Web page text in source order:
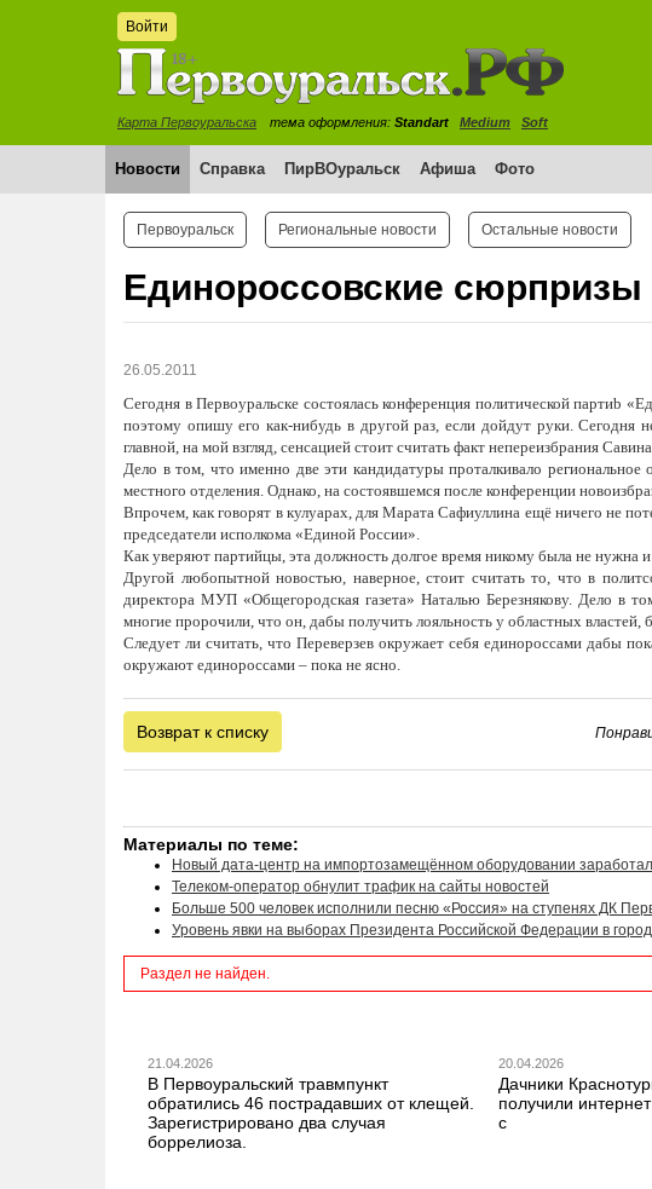
Войти
Карта Первоуральска тема оформления: Standart Medium Soft
Новости Справка ПирВОуральск Афиша Фото
Первоуральск Региональные новости Остальные новости
Единороссовские сюрпризы
26.05.2011
Сегодня в Первоуральске состоялась конференция политической партиb
поэтому опишу его как-нибудь в другой раз, если дойдут руки.
главной, на мой взгляд, сенсацией стоит считать факт непереизбрания
Дело в том, что именно две эти кандидатуры проталкивало
местного отделения. Однако, на состоявшемся после конференции
Впрочем, как говорят в кулуарах, для Марата Сафиуллина ещё ничего не
председатели исполкома «Единой России».
Как уверяют партийцы, эта должность долгое время никому была не нужна
Другой любопытной новостью, наверное, стоит считать то, что в
директора МУП «Общегородская газета» Наталью Березнякову. Дело в
многие пророчили, что он, дабы получить лояльность у областных
Следует ли считать, что Переверзев окружает себя единороссами дабы
окружают единороссами – пока не ясно.
Возврат к списку
Материалы по теме:
Новый дата-центр на импортозамещённом оборудовании
Телеком-оператор обнулит трафик на сайты новостей
Больше 500 человек исполнили песню «Россия» на ступенях ДК
Уровень явки на выборах Президента Российской Федерации в
Раздел не найден.
21.04.2026
В Первоуральский травмпункт
обратились 46 пострадавших от клещей.
Зарегистрировано два случая
боррелиоза.
20.04.2026
Дачники
получили
с